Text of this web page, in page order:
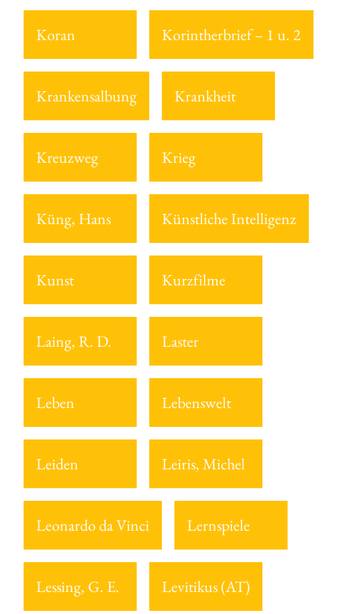
Koran Korintherbrief – 1 u. 2
Krankensalbung Krankheit
Kreuzweg Krieg
Küng, Hans Künstliche Intelligenz
Kunst Kurzfilme
Laing, R. D. Laster
Leben Lebenswelt
Leiden Leiris, Michel
Leonardo da Vinci Lernspiele
Lessing, G. E. Levitikus (AT)